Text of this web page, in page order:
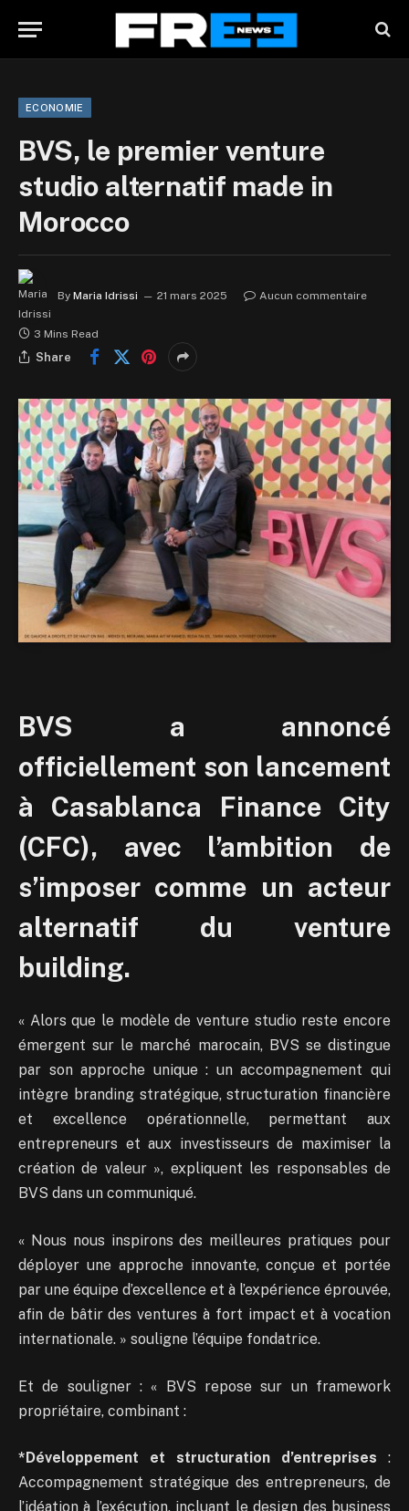
ECONOMIE
BVS, le premier venture
studio alternatif made in
Morocco
By Maria Idrissi 21 mars 2025 Aucun commentaire
3 Mins Read
Share
BVS a annoncé
officiellement son lancement
à Casablanca Finance City
(CFC), avec l’ambition de
s’imposer comme un acteur
alternatif du venture
building.
« Alors que le modèle de venture studio reste encore
émergent sur le marché marocain, BVS se distingue
par son approche unique : un accompagnement qui
intègre branding stratégique, structuration financière
et excellence opérationnelle, permettant aux
entrepreneurs et aux investisseurs de maximiser la
création de valeur », expliquent les responsables de
BVS dans un communiqué.
« Nous nous inspirons des meilleures pratiques pour
déployer une approche innovante, conçue et portée
par une équipe d’excellence et à l’expérience éprouvée,
afin de bâtir des ventures à fort impact et à vocation
internationale. » souligne l’équipe fondatrice.
Et de souligner : « BVS repose sur un framework
propriétaire, combinant :
*Développement et structuration d’entreprises :
Accompagnement stratégique des entrepreneurs, de
l’idéation à l’exécution, incluant le design des business